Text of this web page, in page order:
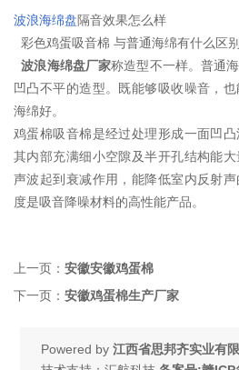
波浪海绵盘隔音效果怎么样
彩色鸡蛋吸音棉 与普通海绵有什么区别
波浪海绵盘厂家称造型不一样。普通
凹凸不平的造型。既能够吸收噪音，
海绵好。
鸡蛋棉吸音棉是经过处理形成一面凹
其内部充满细小空隙及半开孔结构能
声波起到衰减作用，能降低室内反射
度是吸音降噪材料的高性能产品。
上一页： 安徽安徽鸡蛋棉
下一页： 安徽鸡蛋棉生产厂家
Powered by 江西省思邦齐实业有